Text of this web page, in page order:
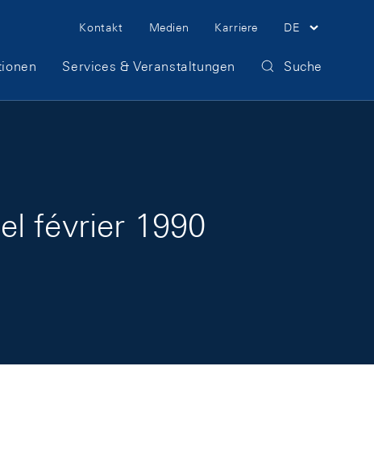
Meta Navigation
Kontakt Medien Karriere DE
Services & Veranstaltungen Suche
février 1990